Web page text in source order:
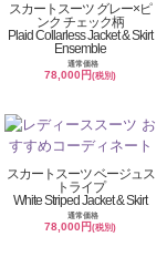
スカートスーツ グレー×ピ
ンク チェック柄
Plaid Collarless Jacket & Skirt
Ensemble
通常価格
78,000円(税別)
スカートスーツ ベージュス
トライプ
White Striped Jacket & Skirt
通常価格
78,000円(税別)